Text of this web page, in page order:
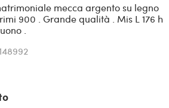
mecca argento su legno
900 . Grande qualità . Mis L 176 h
.